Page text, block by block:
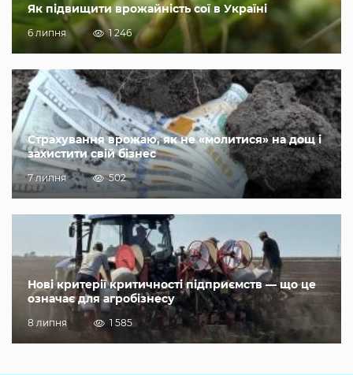
Як підвищити врожайність сої в Україні
6 липня 1 246
Страхування врожаю, як не «молитися» на дощ і
захистити свій бізнес
7 липня 502
Нові критерії критичності підприємств — що це
означає для агробізнесу
8 липня 1 585